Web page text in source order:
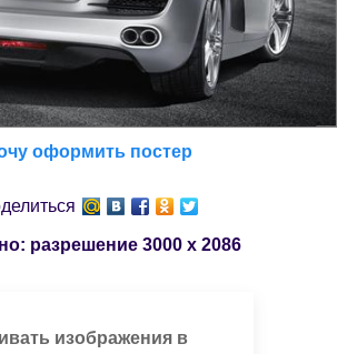
оформить постер
разрешение 3000 x 2086
изображения в